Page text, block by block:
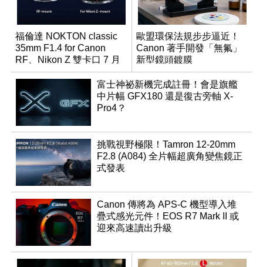
福倫達 NOKTON classic
35mm F1.4 for Canon
RF、Nikon Z 雙卡口 7 月
同步登台
歐盟環保法規步步逼近！
Canon 著手開發「無氟」
新型鏡頭鍍膜
富士神祕新機完成註冊！會是旗艦
中片幅 GFX180 還是復古旁軸 X-
Pro4？
挑戰視野極限！Tamron 12-20mm
F2.8 (A084) 全片幅超廣角變焦鏡正
式發表
Canon 傳將為 APS-C 機型導入堆
疊式感光元件！EOS R7 Mark II 或
迎來高速讀出升級